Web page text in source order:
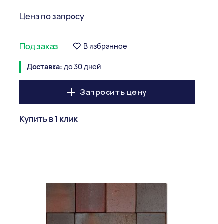
Цена по запросу
Под заказ В избранное
Доставка: до 30 дней
Запросить цену
Купить в 1 клик